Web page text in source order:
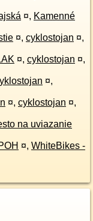
¤, Kamenné
¤, cyklostojan ¤,
¤, cyklostojan ¤,
¤,
¤, cyklostojan ¤,
na uviazanie
¤, WhiteBikes -